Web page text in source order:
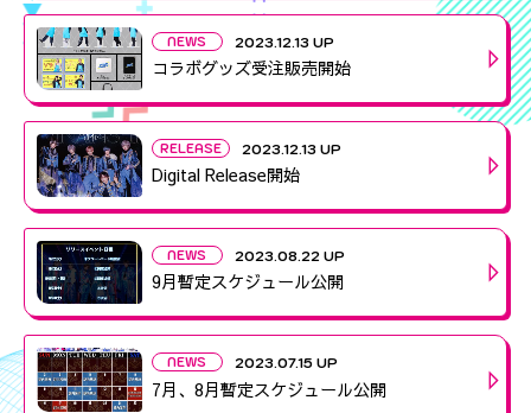
NEWS 2023.12.13 UP
コラボグッズ受注販売開始
RELEASE 2023.12.13 UP
Digital Release開始
NEWS 2023.08.22 UP
9月暫定スケジュール公開
NEWS 2023.07.15 UP
7月、8月暫定スケジュール公開